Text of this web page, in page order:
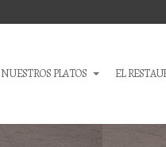
NUESTROS PLATOS EL